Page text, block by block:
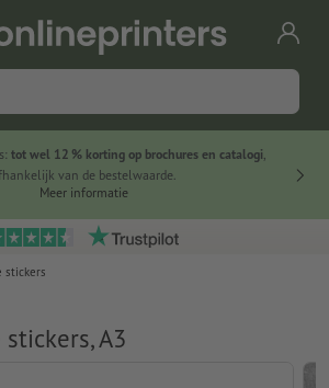
tot wel 12 % korting op brochures en catalogi,
van de bestelwaarde.
Meer informatie
stickers
A3